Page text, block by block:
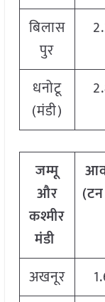
बिलास
पुर
धनोटू
(मंडी)
जम्मू
और
कश्मीर
मंडी
अखनूर